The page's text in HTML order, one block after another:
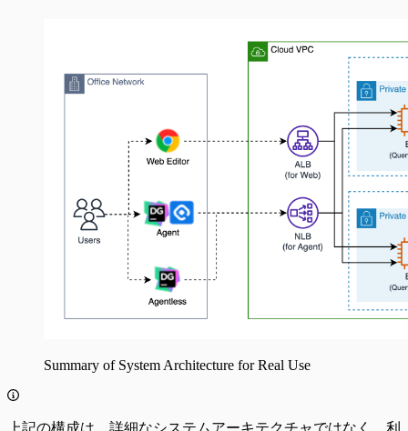
Summary of System Architecture for Real Use